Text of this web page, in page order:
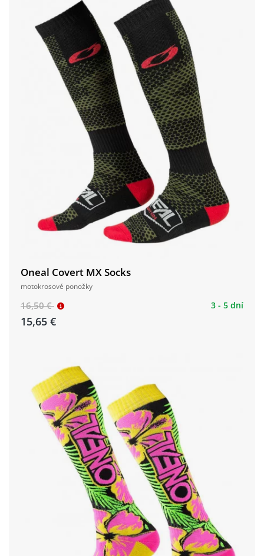
Oneal Covert MX Socks
motokrosové ponožky
16,50 €
15,65 €
3 - 5 dní